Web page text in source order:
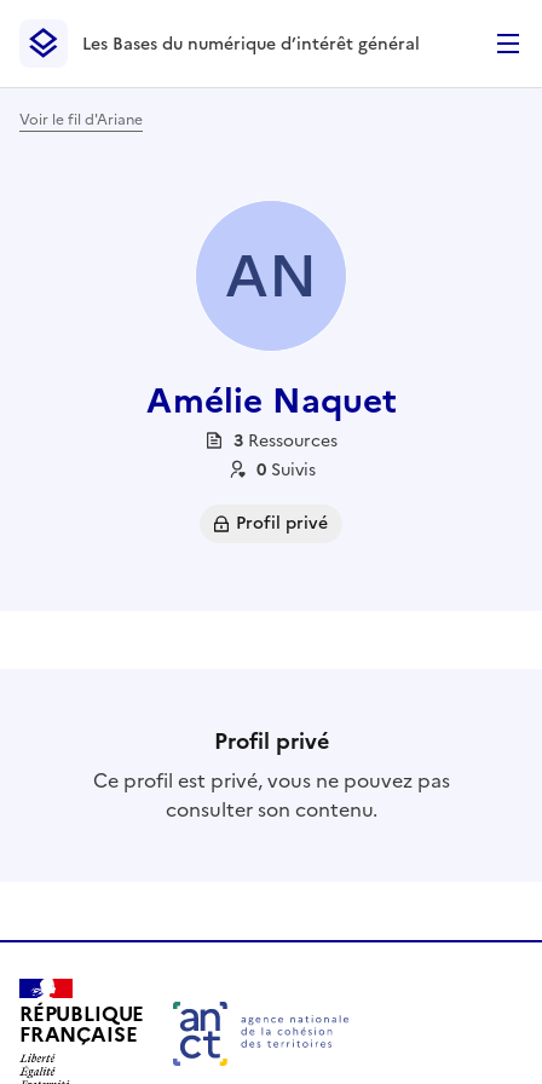
Les Bases du numérique d’intérêt général- Retour à la
Les Bases du numérique d’intérêt général
Voir le fil d'Ariane
AN
Amélie Naquet
3 Ressources
0 Suivis
Profil privé
Profil privé
Ce profil est privé, vous ne pouvez pas
consulter son contenu.
RÉPUBLIQUE
FRANÇAISE